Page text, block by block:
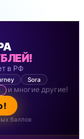
в РФ
Sora
и многие другие!
баллов